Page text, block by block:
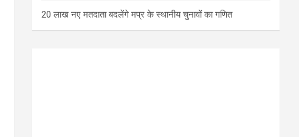
20 लाख नए मतदाता बदलेंगे मप्र के स्थानीय चुनावों का गणित